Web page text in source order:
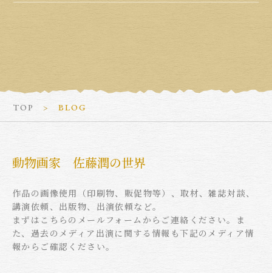
TOP BLOG
動物画家 佐藤潤の世界
作品の画像使用（印刷物、販促物等）、取材、雑誌対談、
講演依頼、出版物、出演依頼など。
まずはこちらのメールフォームからご連絡ください。ま
た、過去のメディア出演に関する情報も下記のメディア情
報からご確認ください。